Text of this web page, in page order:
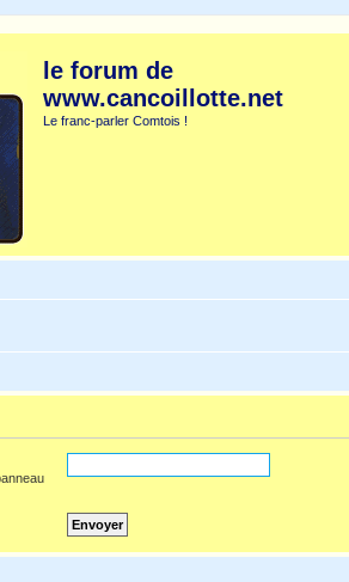
le forum de
www.cancoillotte.net
Le franc-parler Comtois !